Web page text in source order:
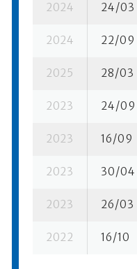
2024 24/03
2024 22/09
2025 28/03
2023 24/09
2023 16/09
2023 30/04
2023 26/03
2022 16/10